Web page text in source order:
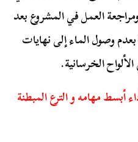
ومراجعة العمل في المشروع بعد
وصول الماء إلى نهايات
الخرسانية.
أبسط مهامه و الترع المبطنة